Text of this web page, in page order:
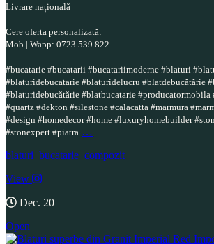
Livrare națională
Cere oferta personalizată:
Mob | Wapp: 0723.539.822
#bucatarie #bucatarii #bucatariimoderne #blaturi
#blaturidebucatarie #blaturidelucru #blatdebucătărie
#blaturidebucătărie #blatbucatarie #producatormobila
#quartz #dekton #silestone #calacatta #marmura
#design #homedecor #home #luxuryhomebuilder
#stonexpert #piatra …
blaturi_bucatarie_compozit
View
Dec. 20
Open